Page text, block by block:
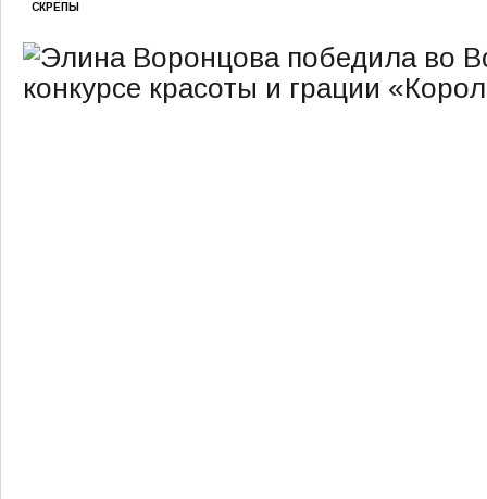
СКРЕПЫ